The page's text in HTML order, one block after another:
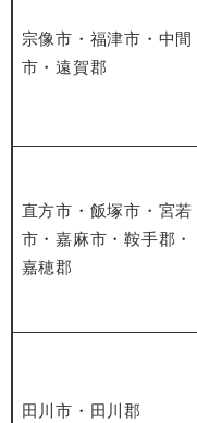
宗像市・福津市・中間
市・遠賀郡
直⽅市・飯塚市・宮若
市・嘉⿇市・鞍⼿郡・
嘉穂郡
田川市・田川郡